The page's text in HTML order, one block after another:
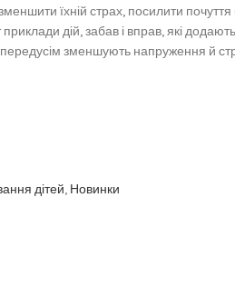
їхній страх, посилити почуття
дій, забав і вправ, які
передусім зменшують напруження й
дітей, Новинки